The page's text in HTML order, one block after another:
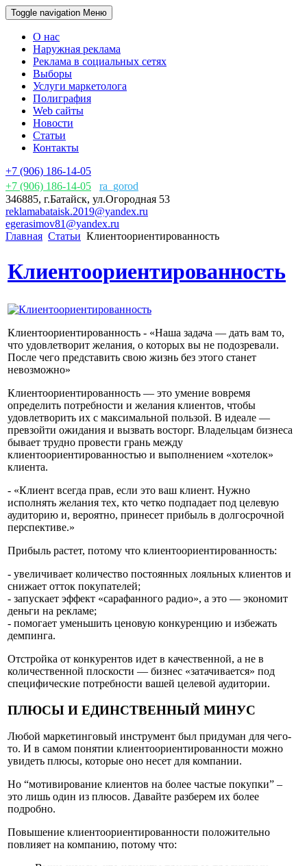
Toggle navigation Меню
О нас
Наружная реклама
Реклама в социальных сетях
Выборы
Услуги маркетолога
Полиграфия
Web сайты
Новости
Статьи
Контакты
+7 (906) 186-14-05
+7 (906) 186-14-05
ra_gorod
346885, г.Батайск, ул.Огородная 53
reklamabataisk.2019@yandex.ru
egerasimov81@yandex.ru
Главная Статьи Клиентоориентированность
Клиентоориентированность
Клиентоориентированность - «Наша задача — дать вам то,
что удовлетворит желания, о которых вы не подозревали.
После чего представить свою жизнь без этого станет
невозможно»
Клиентоориентированность — это умение вовремя
определить потребности и желания клиентов, чтобы
удовлетворить их с максимальной пользой. В идеале —
превзойти ожидания и вызвать восторг. Владельцам бизнеса
бывает трудно провести грань между
клиентоориентированностью и выполнением «хотелок»
клиента.
- «Клиент всегда прав, если это ваш клиент. Нужно
исполнять желания тех, кто четко подпадает под целевую
аудиторию и, вероятно, принесет прибыль в долгосрочной
перспективе.»
Прибыль растет, потому что клиентоориентированность:
- увеличивает количество постоянных лояльных клиентов и
снижает отток покупателей;
- запускает эффект «сарафанного радио», а это — экономит
деньги на рекламе;
- помогает уменьшить ценовую конкуренцию и избежать
демпинга.
Отстройка от конкурентов идет в качественной, а не в
количественной плоскости — бизнес «затачивается» под
специфические потребности вашей целевой аудитории.
ПЛЮСЫ И ЕДИНСТВЕННЫЙ МИНУС
Любой маркетинговый инструмент был придуман для чего-
то. И в самом понятии клиентоориентированности можно
увидеть плюсы, которые оно несет для компании.
Но “мотивирование клиентов на более частые покупки” –
это лишь один из плюсов. Давайте разберем их более
подробно.
Повышение клиентоориентированности положительно
повлияет на компанию, потому что: